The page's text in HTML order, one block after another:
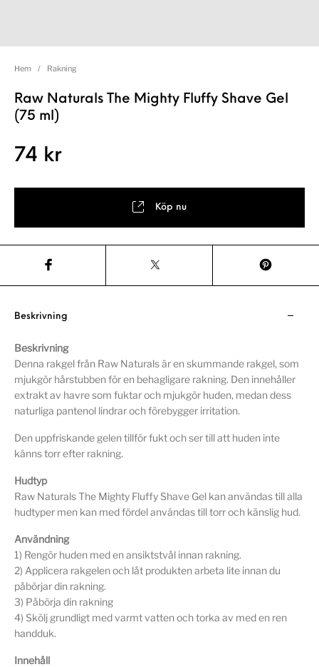
Hem / Rakning
Raw Naturals The Mighty Fluffy Shave Gel
(75 ml)
74 kr
Köp nu
Beskrivning
Beskrivning
Denna rakgel från Raw Naturals är en skummande rakgel, som
mjukgör hårstubben för en behagligare rakning. Den innehåller
extrakt av havre som fuktar och mjukgör huden, medan dess
naturliga pantenol lindrar och förebygger irritation.
Den uppfriskande gelen tillför fukt och ser till att huden inte
känns torr efter rakning.
Hudtyp
Raw Naturals The Mighty Fluffy Shave Gel kan användas till alla
hudtyper men kan med fördel användas till torr och känslig hud.
Användning
1) Rengör huden med en ansiktstvål innan rakning.
2) Applicera rakgelen och låt produkten arbeta lite innan du
påbörjar din rakning.
3) Påbörja din rakning
4) Skölj grundligt med varmt vatten och torka av med en ren
handduk.
Innehåll